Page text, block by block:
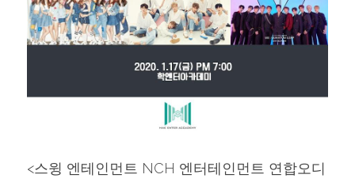
<스윙 엔테인먼트 NCH 엔터테인먼트 연합오디